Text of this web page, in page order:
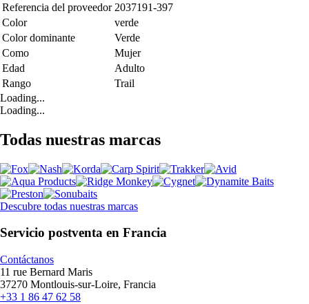
Referencia del proveedor 2037191-397
Color
verde
Color dominante
Verde
Como
Mujer
Edad
Adulto
Rango
Trail
Loading...
Loading...
Todas nuestras marcas
Descubre todas nuestras marcas
Servicio postventa en Francia
Contáctanos
11 rue Bernard Maris
37270 Montlouis-sur-Loire, Francia
+33 1 86 47 62 58